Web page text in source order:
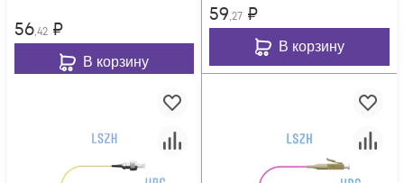
56,42 ₽
В корзину
59,27 ₽
В корзину